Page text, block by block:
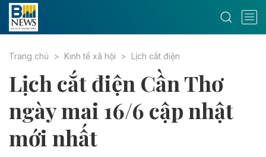
Trang chủ Kinh tế xã hội Lịch cắt điện
Lịch cắt điện Cần Thơ
ngày mai 16/6 cập nhật
mới nhất